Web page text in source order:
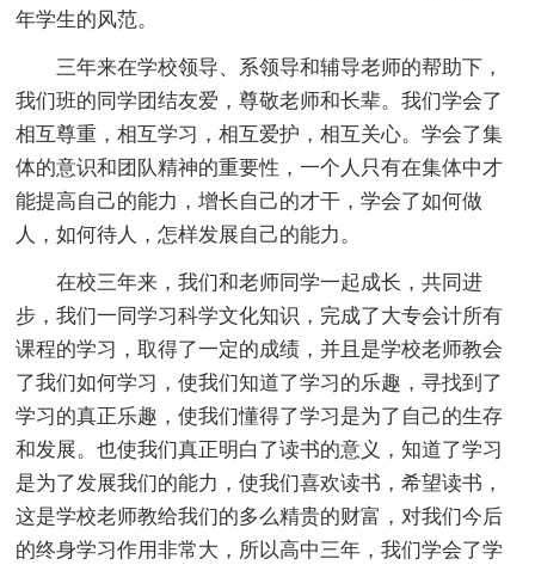
年学生的风范。
三年来在学校领导、系领导和辅导老师的帮助下，
我们班的同学团结友爱，尊敬老师和长辈。我们学会了
相互尊重，相互学习，相互爱护，相互关心。学会了集
体的意识和团队精神的重要性，一个人只有在集体中才
能提高自己的能力，增长自己的才干，学会了如何做
人，如何待人，怎样发展自己的能力。
在校三年来，我们和老师同学一起成长，共同进
步，我们一同学习科学文化知识，完成了大专会计所有
课程的学习，取得了一定的成绩，并且是学校老师教会
了我们如何学习，使我们知道了学习的乐趣，寻找到了
学习的真正乐趣，使我们懂得了学习是为了自己的生存
和发展。也使我们真正明白了读书的意义，知道了学习
是为了发展我们的能力，使我们喜欢读书，希望读书，
这是学校老师教给我们的多么精贵的财富，对我们今后
的终身学习作用非常大，所以高中三年，我们学会了学